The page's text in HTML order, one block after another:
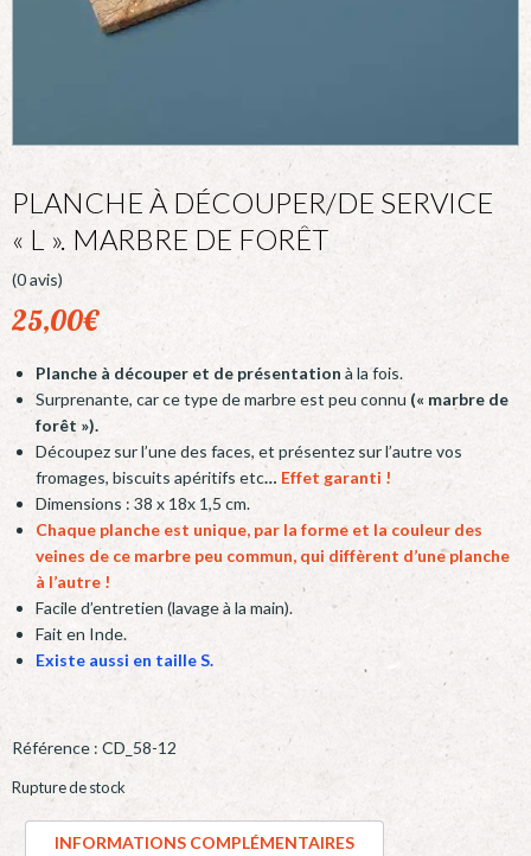
PLANCHE À DÉCOUPER/DE SERVICE
« L ». MARBRE DE FORÊT
(0 avis)
25,00€
Planche à découper et de présentation à la fois.
Surprenante, car ce type de marbre est peu connu (« marbre de
forêt »).
Découpez sur l’une des faces, et présentez sur l’autre vos
fromages, biscuits apéritifs etc… Effet garanti !
Dimensions : 38 x 18x 1,5 cm.
Chaque planche est unique, par la forme et la couleur des
veines de ce marbre peu commun, qui diffèrent d’une planche
à l’autre !
Facile d’entretien (lavage à la main).
Fait en Inde.
Existe aussi en taille S.
Référence : CD_58-12
Rupture de stock
INFORMATIONS COMPLÉMENTAIRES